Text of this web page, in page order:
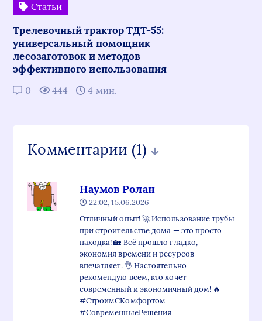
Статьи
Трелевочный трактор ТДТ-55:
универсальный помощник
лесозаготовок и методов
эффективного использования
0 444 4 мин.
Комментарии (1)
Наумов Ролан
22:02, 15.06.2026
Отличный опыт! 🚀 Использование трубы
при строительстве дома — это просто
находка! 🏡 Всё прошло гладко,
экономия времени и ресурсов
впечатляет. 👌 Настоятельно
рекомендую всем, кто хочет
современный и экономичный дом! 🔥
#СтроимСКомфортом
#СовременныеРешения